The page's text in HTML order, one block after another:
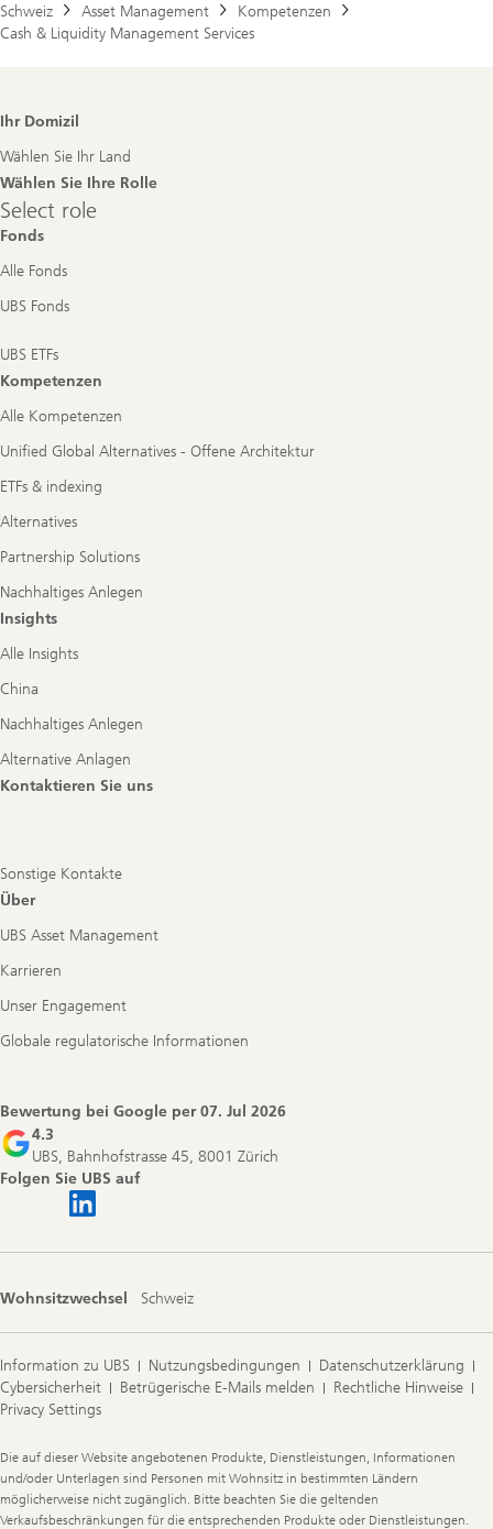
Schweiz
Asset Management
Kompetenzen
Cash & Liquidity Management Services
Footer
Ihr Domizil
Wählen Sie Ihr Land
Wählen Sie Ihre Rolle
Select
role
Select role
Fonds
Alle Fonds
UBS Fonds
UBS ETFs
Kompetenzen
Alle Kompetenzen
Unified Global Alternatives - Offene Architektur
ETFs & indexing
Alternatives
Partnership Solutions
Nachhaltiges Anlegen
Insights
Alle Insights
China
Nachhaltiges Anlegen
Alternative Anlagen
Kontaktieren Sie uns
Sonstige Kontakte
Über
UBS Asset Management
Karrieren
Unser Engagement
Globale regulatorische Informationen
Bewertung bei Google per07. Jul 2026
4.3
UBS, Bahnhofstrasse 45, 8001 Zürich
Folgen Sie UBS auf
Wohnsitzwechsel Schweiz
Information zu UBS Nutzungsbedingungen
Datenschutzerklärung
Cybersicherheit
Betrügerische E-Mails melden
Rechtliche Hinweise
Privacy Settings
Legal
Information
Die auf dieser Website angebotenen Produkte, Dienstleistungen, Informationen
und/oder Unterlagen sind Personen mit Wohnsitz in bestimmten Ländern
möglicherweise nicht zugänglich. Bitte beachten Sie die geltenden
Verkaufsbeschränkungen für die entsprechenden Produkte oder Dienstleistungen.